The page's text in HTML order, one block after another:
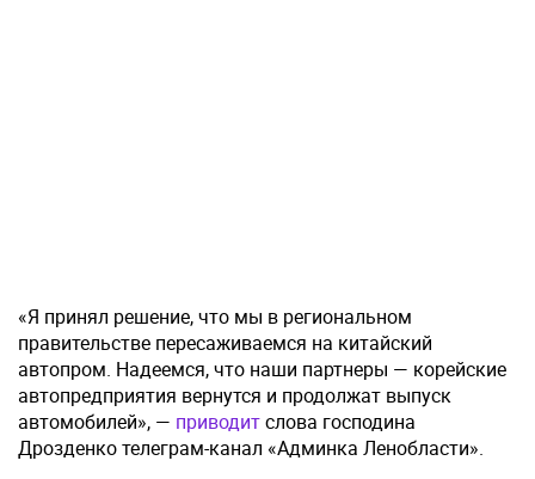
«Я принял решение, что мы в региональном
правительстве пересаживаемся на китайский
автопром. Надеемся, что наши партнеры — корейские
автопредприятия вернутся и продолжат выпуск
автомобилей», — приводитслова господина
Дрозденко телеграм-канал «Админка Ленобласти».